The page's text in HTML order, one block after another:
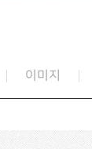
이미지